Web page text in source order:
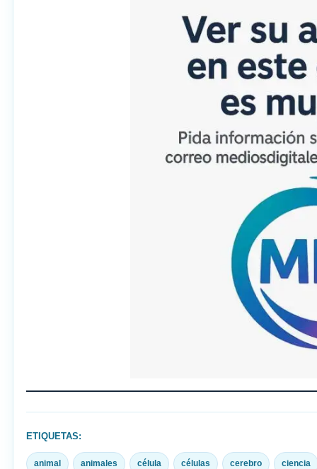
ETIQUETAS:
animal animales célula células cerebro ciencia